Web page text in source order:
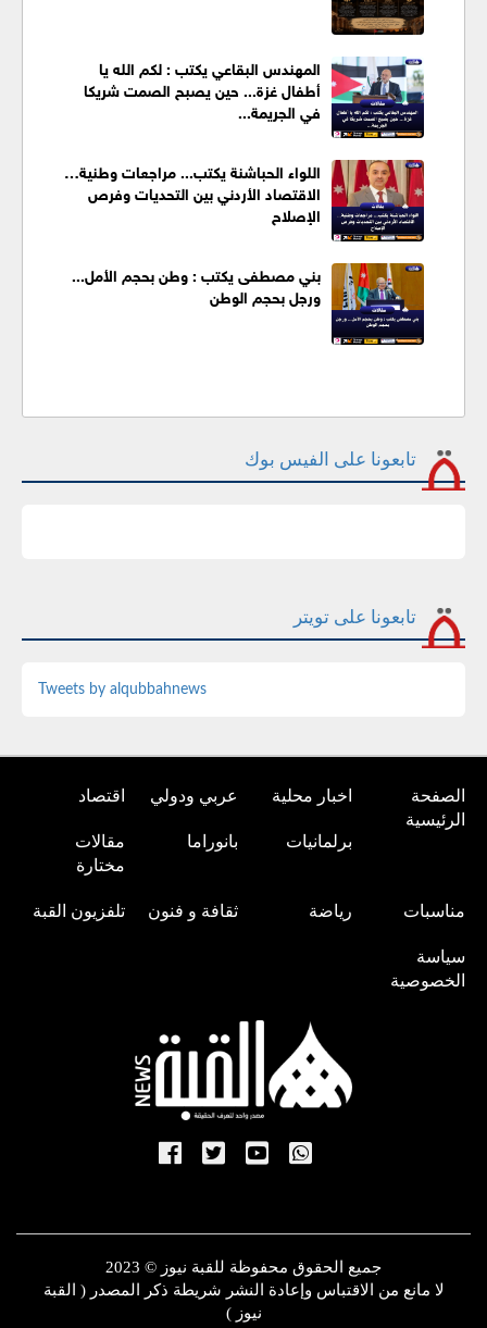
المهندس البقاعي يكتب : لكم الله يا
أطفال غزة... حين يصبح الصمت شريكا
في الجريمة...
اللواء الحباشنة يكتب... مراجعات وطنية…
الاقتصاد الأردني بين التحديات وفرص
الإصلاح
بني مصطفى يكتب : وطن بحجم الأمل...
ورجل بحجم الوطن
تابعونا على الفيس بوك
تابعونا على تويتر
Tweets by alqubbahnews
الصفحة
الرئيسية
اخبار محلية عربي ودولي اقتصاد
برلمانيات بانوراما
مقالات
مختارة
مناسبات رياضة ثقافة و فنون تلفزيون القبة
سياسة
الخصوصية
جميع الحقوق محفوظة للقبة نيوز © 2023
لا مانع من الاقتباس وإعادة النشر شريطة ذكر المصدر ( القبة
نيوز )